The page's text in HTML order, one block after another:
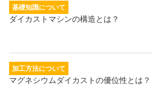
基礎知識について
ダイカストマシンの構造とは？
加工方法について
マグネシウムダイカストの優位性とは？